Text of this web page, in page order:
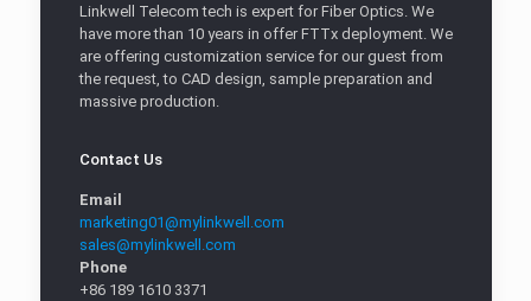
Linkwell Telecom tech is expert for Fiber Optics. We
have more than 10 years in offer FTTx deployment. We
are offering customization service for our guest from
the request, to CAD design, sample preparation and
massive production.
Contact Us
Email
marketing01@mylinkwell.com
sales@mylinkwell.com
Phone
+86 189 1610 3371